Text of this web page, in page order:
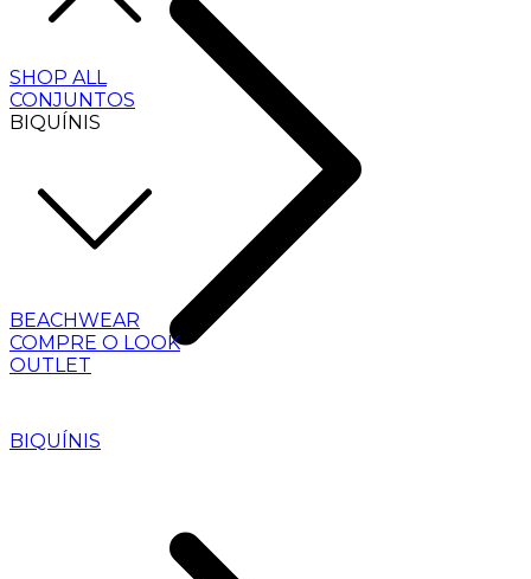
SHOP ALL
CONJUNTOS
BIQUÍNIS
BEACHWEAR
COMPRE O LOOK
OUTLET
BIQUÍNIS